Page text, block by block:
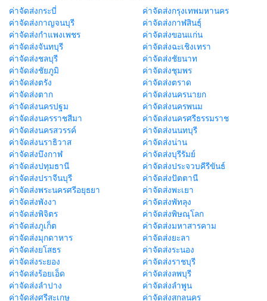
ค่าจัดส่งกระบี่
ค่าจัดส่งกรุงเทพมหานคร
ค่าจัดส่งกาญจนบุรี
ค่าจัดส่งกาฬสินธุ์
ค่าจัดส่งกำแพงเพชร
ค่าจัดส่งขอนแก่น
ค่าจัดส่งจันทบุรี
ค่าจัดส่งฉะเชิงเทรา
ค่าจัดส่งชลบุรี
ค่าจัดส่งชัยนาท
ค่าจัดส่งชัยภูมิ
ค่าจัดส่งชุมพร
ค่าจัดส่งตรัง
ค่าจัดส่งตราด
ค่าจัดส่งตาก
ค่าจัดส่งนครนายก
ค่าจัดส่งนครปฐม
ค่าจัดส่งนครพนม
ค่าจัดส่งนครราชสีมา
ค่าจัดส่งนครศรีธรรมราช
ค่าจัดส่งนครสวรรค์
ค่าจัดส่งนนทบุรี
ค่าจัดส่งนราธิวาส
ค่าจัดส่งน่าน
ค่าจัดส่งบึงกาฬ
ค่าจัดส่งบุรีรัมย์
ค่าจัดส่งปทุมธานี
ค่าจัดส่งประจวบคีรีขันธ์
ค่าจัดส่งปราจีนบุรี
ค่าจัดส่งปัตตานี
ค่าจัดส่งพระนครศรีอยุธยา
ค่าจัดส่งพะเยา
ค่าจัดส่งพังงา
ค่าจัดส่งพัทลุง
ค่าจัดส่งพิจิตร
ค่าจัดส่งพิษณุโลก
ค่าจัดส่งภูเก็ต
ค่าจัดส่งมหาสารคาม
ค่าจัดส่งมุกดาหาร
ค่าจัดส่งยะลา
ค่าจัดส่งยโสธร
ค่าจัดส่งระนอง
ค่าจัดส่งระยอง
ค่าจัดส่งราชบุรี
ค่าจัดส่งร้อยเอ็ด
ค่าจัดส่งลพบุรี
ค่าจัดส่งลำปาง
ค่าจัดส่งลำพูน
ค่าจัดส่งศรีสะเกษ
ค่าจัดส่งสกลนคร